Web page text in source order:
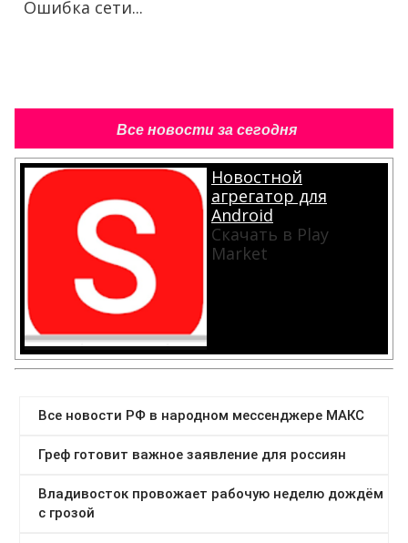
Ошибка сети...
Все новости за сегодня
Новостной
агрегатор для
Android
Скачать в Play
Market